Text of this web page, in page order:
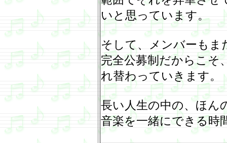
いと思っています。
そして、メンバーもま
完全公募制だからこそ
れ替わっていきます。
長い人生の中の、ほん
音楽を一緒にできる時